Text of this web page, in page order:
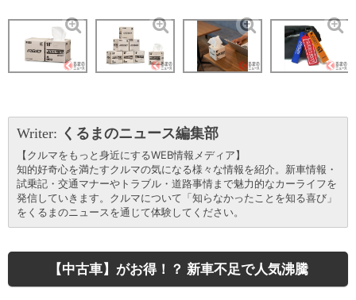
Writer: くるまのニュース編集部
【クルマをもっと身近にするWEB情報メディア】
知的好奇心を満たすクルマの気になる様々な情報を紹介。新車情報・
試乗記・交通マナーやトラブル・道路事情まで魅力的なカーライフを
発信していきます。クルマについて「知らなかったことを知る喜び」
をくるまのニュースを通じて体験してください。
【中古車】がお得！？ 新車不足で人気沸騰